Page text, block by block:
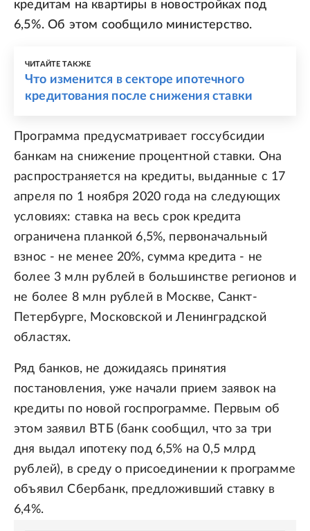
кредитам на квартиры в новостройках под
6,5%. Об этом сообщило министерство.
ЧИТАЙТЕ ТАКЖЕ
Что изменится в секторе ипотечного
кредитования после снижения ставки
Программа предусматривает госсубсидии
банкам на снижение процентной ставки. Она
распространяется на кредиты, выданные с 17
апреля по 1 ноября 2020 года на следующих
условиях: ставка на весь срок кредита
ограничена планкой 6,5%, первоначальный
взнос - не менее 20%, сумма кредита - не
более 3 млн рублей в большинстве регионов и
не более 8 млн рублей в Москве, Санкт-
Петербурге, Московской и Ленинградской
областях.
Ряд банков, не дожидаясь принятия
постановления, уже начали прием заявок на
кредиты по новой госпрограмме. Первым об
этом заявил ВТБ (банк сообщил, что за три
дня выдал ипотеку под 6,5% на 0,5 млрд
рублей), в среду о присоединении к программе
объявил Сбербанк, предложивший ставку в
6,4%.